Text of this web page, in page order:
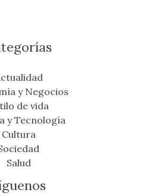
y Negocios
de vida
y Tecnología
Cultura
Salud